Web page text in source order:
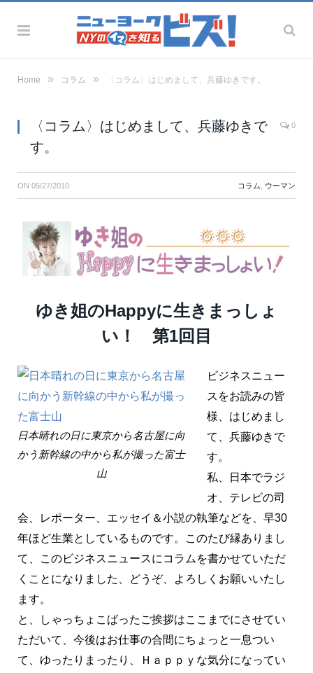
Home » コラム » 〈コラム〉はじめまして、兵藤ゆきです。
〈コラム〉はじめまして、兵藤ゆきで
す。
0
ON 05/27/2010 コラム ウーマン
ゆき姐のHappyに生きまっしょ
い！ 第1回目
日本晴れの日に東京から名古屋に向
かう新幹線の中から私が撮った富士
山
ビジネスニュー
スをお読みの皆
様、はじめまし
て、兵藤ゆきで
す。
私、日本でラジ
オ、テレビの司
会、レポーター、エッセイ＆小説の執筆などを、早30
年ほど生業としているものです。このたび縁ありまし
て、このビジネスニュースにコラムを書かせていただ
くことになりました、どうぞ、よろしくお願いいたし
ます。
と、しゃっちょこばったご挨拶はここまでにさせてい
ただいて、今後はお仕事の合間にちょっと一息つい
て、ゆったりまったり、Ｈａｐｐｙな気分になってい